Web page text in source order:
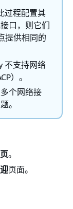
过程配置其
口，则它们
提供相同的
不支持网络
）。
个网络接
。
。
页面。